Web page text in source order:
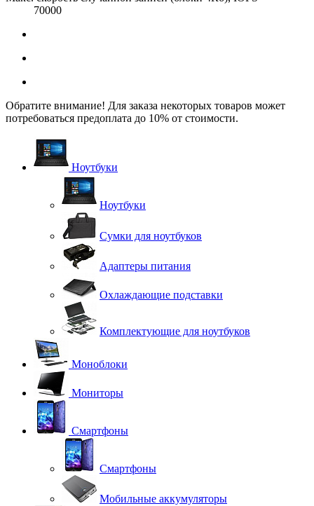
70000
Обратите внимание! Для заказа некоторых товаров может
потребоваться предоплата до 10% от стоимости.
Ноутбуки
Ноутбуки
Сумки для ноутбуков
Адаптеры питания
Охлаждающие подставки
Комплектующие для ноутбуков
Моноблоки
Мониторы
Смартфоны
Смартфоны
Мобильные аккумуляторы